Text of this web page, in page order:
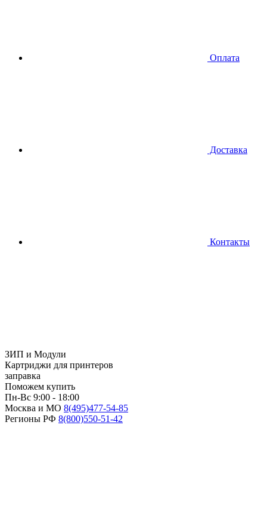
Оплата
Доставка
Контакты
ЗИП и Модули
Картриджи для принтеров
заправка
Поможем купить
Пн-Вс 9:00 - 18:00
Москва и МО 8(495)477-54-85
Регионы РФ 8(800)550-51-42